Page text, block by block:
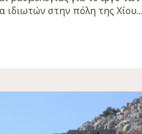
στην πόλη της Χίου...